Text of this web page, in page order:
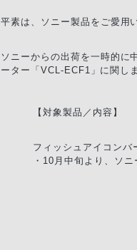
平素は、ソニー製品をご愛用
ソニーからの出荷を一時的
ーター「VCL-ECF1」に関し
【対象製品／内容】
フィッシュアイコン
・10月中旬より、ソ